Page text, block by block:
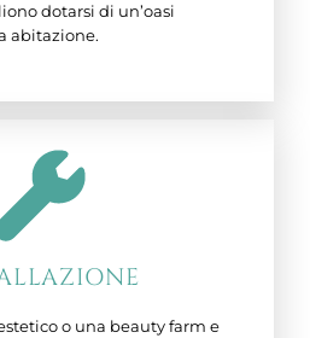
dotarsi di un’oasi
abitazione.
o una beauty farm e